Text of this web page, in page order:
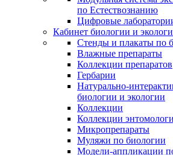
по Естествознанию
Цифровые
Кабинет биологии и
Стенды и плакаты по
Влажные препараты
Коллекции препаратов
Гербарии
Натурально-
биологии и экологии
Коллекции
Коллекции
Микропрепараты
Муляжи по биологии
Модели-аппликации